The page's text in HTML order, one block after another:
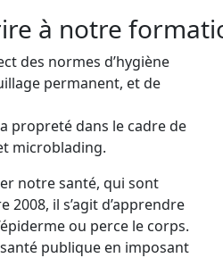
à notre
des normes d’hygiène
permanent, et de
propreté dans le cadre de
microblading.
notre santé, qui sont
2008, il s’agit d’apprendre
ou perce le corps.
publique en imposant